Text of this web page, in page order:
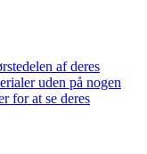
af deres
uden på nogen
for at se deres